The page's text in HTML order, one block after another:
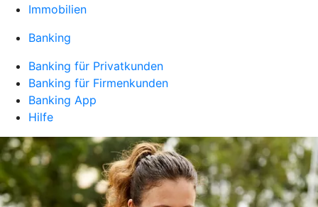
Immobilien
Banking
Banking für Privatkunden
Banking für Firmenkunden
Banking App
Hilfe